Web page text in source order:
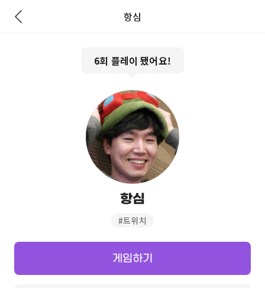
항심
6회 플레이 됐어요!
항심
#트위치
게임하기